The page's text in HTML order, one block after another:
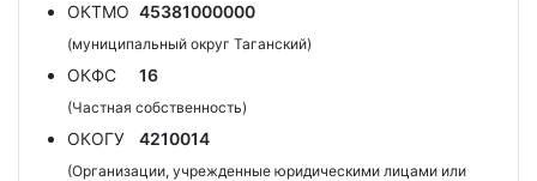
ОКТМО 45381000000
(муниципальный округ Таганский)
ОКФС 16
(Частная собственность)
ОКОГУ 4210014
(Организации, учрежденные юридическими лицами или